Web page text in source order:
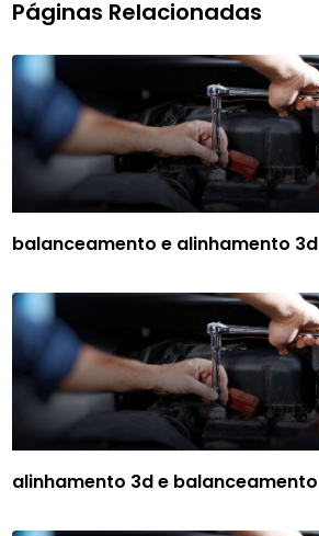
Páginas Relacionadas
balanceamento e alinhamento 3d
alinhamento 3d e balanceamento